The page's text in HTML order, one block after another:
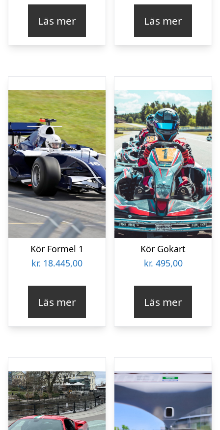
Läs mer Läs mer
Kör Formel 1
kr. 18.445,00
Läs mer
Kör Gokart
kr. 495,00
Läs mer